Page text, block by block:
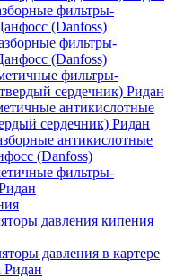
фильтры-
(Danfoss)
фильтры-
(Danfoss)
фильтры-
сердечник) Ридан
антикислотные
сердечник) Ридан
антикислотные
(Danfoss)
фильтры-
давления кипения
давления в картере
Ридан